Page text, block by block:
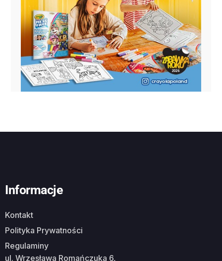
Informacje
Kontakt
Polityka Prywatności
Regulaminy
ul. Wrzesława Romańczuka 6,